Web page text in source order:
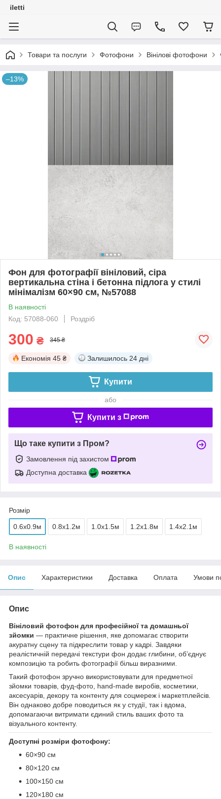
iletti
Товари та послуги Фотофони Вінілові фотофони
–13%
Фон для фотографії вініловий, сіра
вертикальна стіна і бетонна підлога у стилі
мінімалізм 60×90 см, №57088
В наявності
Код: 57088-060
Роздріб
300 ₴ 345 ₴
Економія 45 ₴ Залишилось 24 дні
Купити
або
Купити з
Що таке купити з Пром?
Замовлення під захистом
Доступна доставка
Розмір
0.6x0.9м 0.8x1.2м 1.0x1.5м 1.2x1.8м 1.4x2.1м
В наявності
Опис Характеристики Доставка Оплата Умови
Опис
Вініловий фотофон для професійної та домашньої
зйомки — практичне рішення, яке допомагає створити
акуратну сцену та підкреслити товар у кадрі. Завдяки
реалістичній передачі текстури фон додає глибини, об’єднує
композицію та робить фотографії більш виразними.
Такий фотофон зручно використовувати для предметної
зйомки товарів, фуд-фото, hand-made виробів, косметики,
аксесуарів, декору та контенту для соцмереж і маркетплейсів.
Він однаково добре поводиться як у студії, так і вдома,
допомагаючи витримати єдиний стиль ваших фото та
візуального контенту.
Доступні розміри фотофону:
60×90 см
80×120 см
100×150 см
120×180 см